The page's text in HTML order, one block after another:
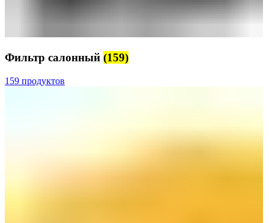
Фильтр салонный (159)
159 продуктов